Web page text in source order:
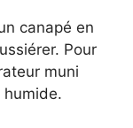
canapé en
Pour
muni
humide.